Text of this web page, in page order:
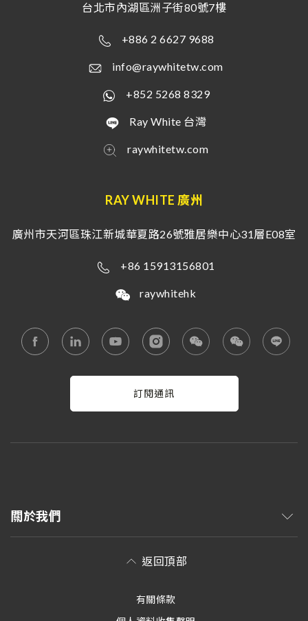
台北市內湖區洲子街80號7樓
+886 2 6627 9688
info@raywhitetw.com
+852 5268 8329
Ray White 台灣
raywhitetw.com
RAY WHITE 廣州
廣州市天河區珠江新城華夏路26號雅居樂中心31層E08室
+86 15913156801
raywhitehk
訂閱通訊
關於我們
返回頂部
有關條款